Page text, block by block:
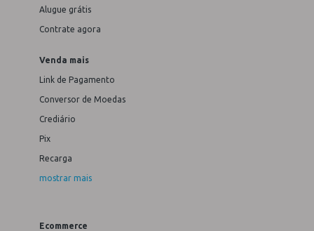
Alugue grátis
Contrate agora
Venda mais
Link de Pagamento
Conversor de Moedas
Crediário
Pix
Recarga
mostrar mais
Ecommerce